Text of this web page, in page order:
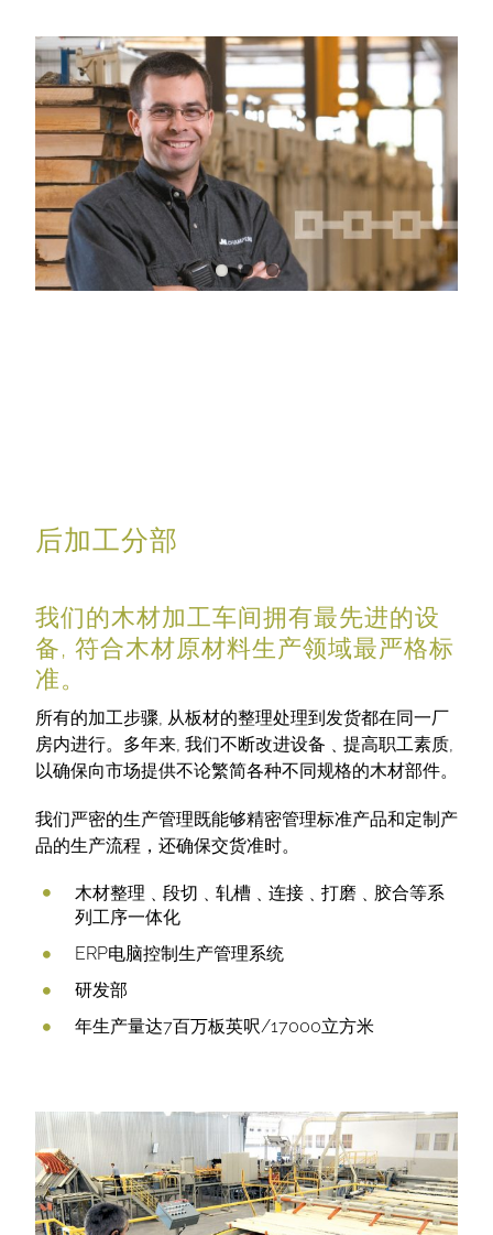
后加工分部
我们的木材加工车间拥有最先进的设
备, 符合木材原材料生产领域最严格标
准。
所有的加工步骤, 从板材的整理处理到发货都在同一厂
房内进行。多年来, 我们不断改进设备﹑提高职工素质,
以确保向市场提供不论繁简各种不同规格的木材部件。
我们严密的生产管理既能够精密管理标准产品和定制产
品的生产流程，还确保交货准时。
木材整理﹑段切﹑轧槽﹑连接﹑打磨﹑胶合等系
列工序一体化
ERP电脑控制生产管理系统
研发部
年生产量达7百万板英呎/17000立方米